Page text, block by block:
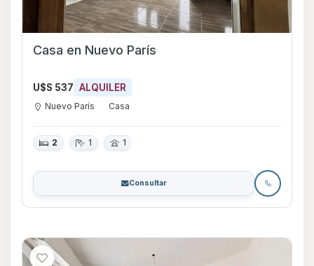
Casa en Nuevo París
U$S 537 ALQUILER
Nuevo París Casa
2 1 1
Consultar